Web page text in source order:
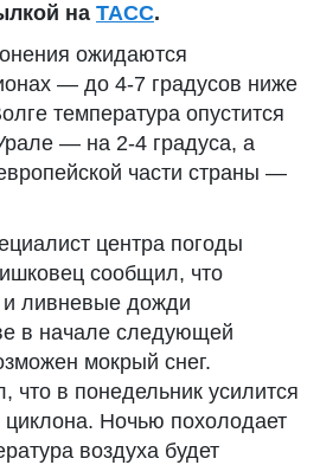
на ТАСС.
ожидаются
— до 4-7 градусов ниже
температура опустится
— на 2-4 градуса, а
части страны —
центра погоды
сообщил, что
ливневые дожди
в начале следующей
мокрый снег.
что в понедельник усилится
циклона. Ночью похолодает
воздуха будет